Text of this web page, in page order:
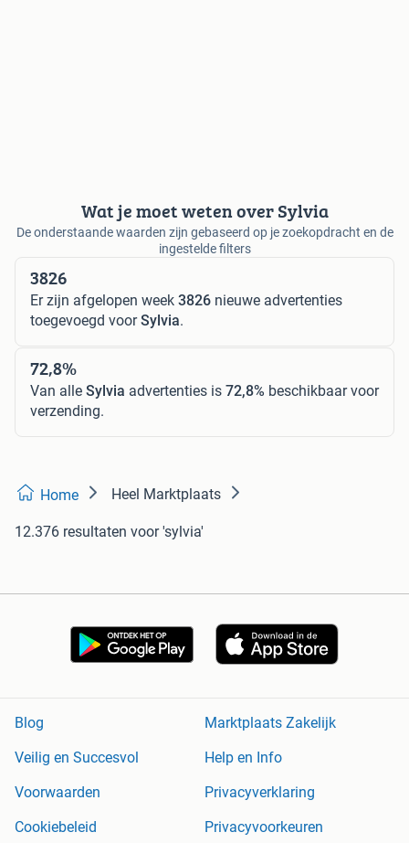
Wat je moet weten over Sylvia
De onderstaande waarden zijn gebaseerd op je zoekopdracht en de
ingestelde filters
3826
Er zijn afgelopen week 3826 nieuwe advertenties
toegevoegd voorSylvia.
72,8%
Van alle Sylvia advertenties is 72,8% beschikbaar voor
verzending.
Home Heel Marktplaats
12.376 resultaten voor 'sylvia'
Blog
Marktplaats Zakelijk
Veilig en Succesvol
Help en Info
Voorwaarden
Privacyverklaring
Cookiebeleid
Privacyvoorkeuren